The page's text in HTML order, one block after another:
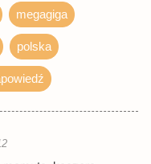
megagiga
polska